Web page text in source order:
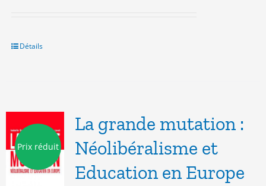
Détails
Prix réduit
La grande mutation :
Néolibéralisme et
Education en Europe